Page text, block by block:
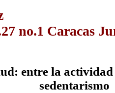
no.1 Caracas
entre la
sedentarismo